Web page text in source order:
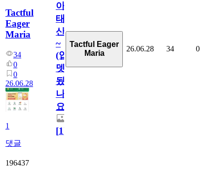
Tactful
Eager
Maria
34
0
0
26.06.28
1
댓글
아
태
산
~
(업
뎃
됬
나
요)
[1]
Tactful Eager
Maria
26.06.28 34 0
196437